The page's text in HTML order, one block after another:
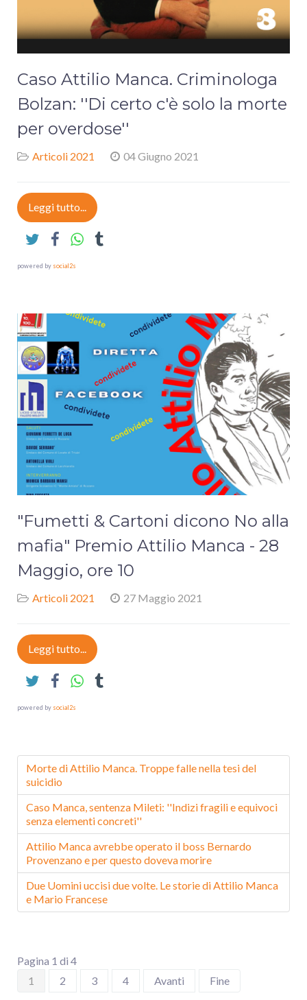
Caso Attilio Manca. Criminologa
Bolzan: ''Di certo c'è solo la morte
per overdose''
Articoli 2021 04 Giugno 2021
Leggi tutto...
powered by social2s
"Fumetti & Cartoni dicono No alla
mafia" Premio Attilio Manca - 28
Maggio, ore 10
Articoli 2021 27 Maggio 2021
Leggi tutto...
powered by social2s
Morte di Attilio Manca. Troppe falle nella tesi del
suicidio
Caso Manca, sentenza Mileti: ''Indizi fragili e equivoci
senza elementi concreti''
Attilio Manca avrebbe operato il boss Bernardo
Provenzano e per questo doveva morire
Due Uomini uccisi due volte. Le storie di Attilio Manca
e Mario Francese
Pagina 1 di 4
1
2 3 4 Avanti Fine